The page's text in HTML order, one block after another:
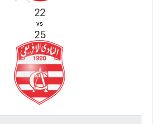
22
vs
25